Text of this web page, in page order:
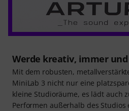
Werde kreativ, immer
Mit dem robusten,
MiniLab 3 nicht nur eine
kleine Studioräume, es lädt auch
Performen außerhalb des Studios